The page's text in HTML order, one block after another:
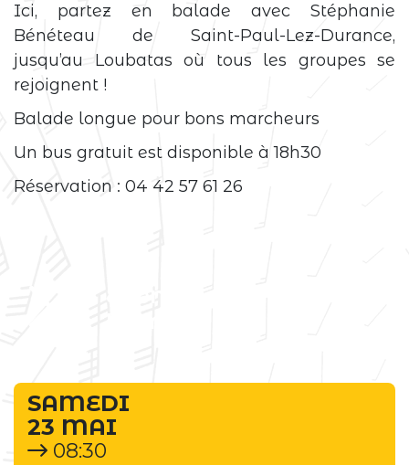
Ici, partez en balade avec Stéphanie
Bénéteau de Saint-Paul-Lez-Durance,
jusqu’au Loubatas où tous les groupes se
rejoignent !
Balade longue pour bons marcheurs
Un bus gratuit est disponible à 18h30
Réservation : 04 42 57 61 26
SAMEDI
23 MAI
08:30